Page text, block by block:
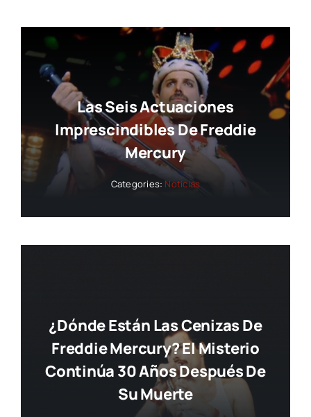
Las Seis Actuaciones
Imprescindibles De Freddie
Mercury
Categories: Noticias
¿Dónde Están Las Cenizas De
Freddie Mercury? El Misterio
Continúa 30 Años Después De
Su Muerte